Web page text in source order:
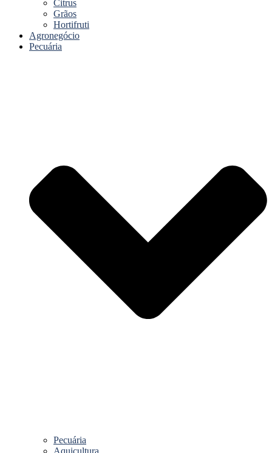
Citrus
Grãos
Hortifruti
Agronegócio
Pecuária
Pecuária